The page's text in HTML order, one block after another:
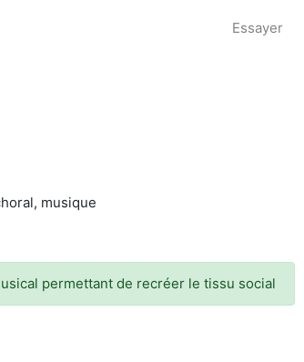
Essayer
musique
permettant de recréer le tissu social